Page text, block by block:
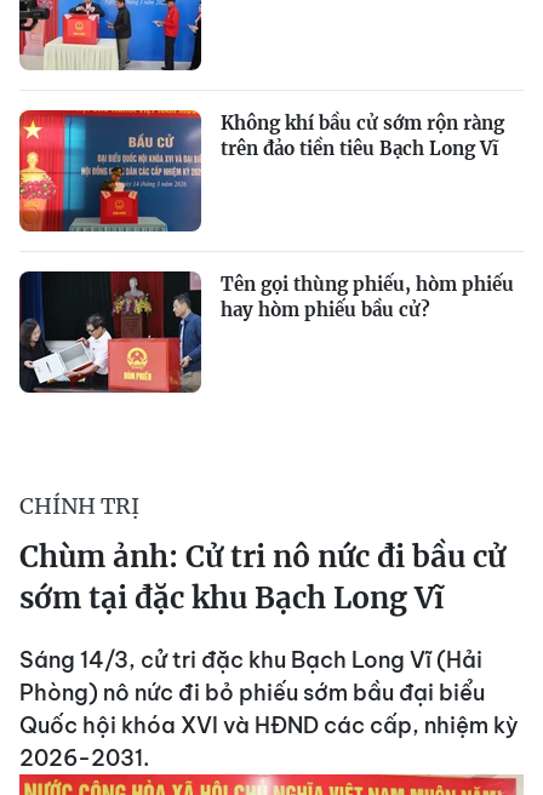
Không khí bầu cử sớm rộn ràng
trên đảo tiền tiêu Bạch Long Vĩ
Tên gọi thùng phiếu, hòm phiếu
hay hòm phiếu bầu cử?
CHÍNH TRỊ
Chùm ảnh: Cử tri nô nức đi bầu cử
sớm tại đặc khu Bạch Long Vĩ
Sáng 14/3, cử tri đặc khu Bạch Long Vĩ (Hải
Phòng) nô nức đi bỏ phiếu sớm bầu đại biểu
Quốc hội khóa XVI và HĐND các cấp, nhiệm kỳ
2026-2031.